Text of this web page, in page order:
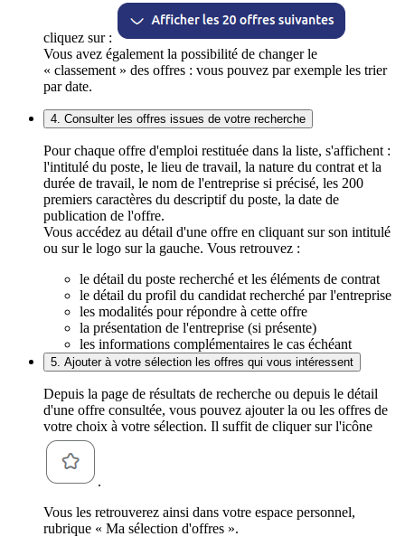
cliquez sur :
Vous avez également la possibilité de changer le
« classement » des offres : vous pouvez par exemple les trier
par date.
4. Consulter les offres issues de votre recherche
Pour chaque offre d'emploi restituée dans la liste, s'affichent :
l'intitulé du poste, le lieu de travail, la nature du contrat et la
durée de travail, le nom de l'entreprise si précisé, les 200
premiers caractères du descriptif du poste, la date de
publication de l'offre.
Vous accédez au détail d'une offre en cliquant sur son intitulé
ou sur le logo sur la gauche. Vous retrouvez :
le détail du poste recherché et les éléments de contrat
le détail du profil du candidat recherché par l'entreprise
les modalités pour répondre à cette offre
la présentation de l'entreprise (si présente)
les informations complémentaires le cas échéant
5. Ajouter à votre sélection les offres qui vous intéressent
Depuis la page de résultats de recherche ou depuis le détail
d'une offre consultée, vous pouvez ajouter la ou les offres de
votre choix à votre sélection. Il suffit de cliquer sur l'icône
.
Vous les retrouverez ainsi dans votre espace personnel,
rubrique « Ma sélection d'offres ».